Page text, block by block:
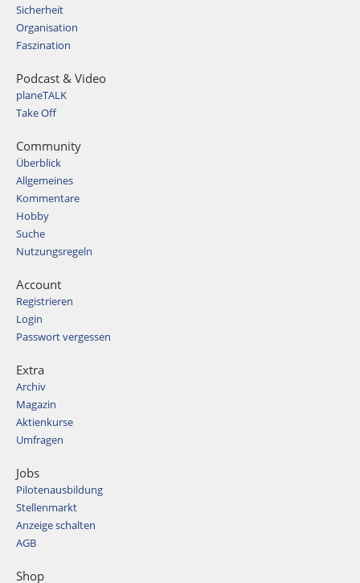
Sicherheit
Organisation
Faszination
Podcast & Video
planeTALK
Take Off
Community
Überblick
Allgemeines
Kommentare
Hobby
Suche
Nutzungsregeln
Account
Registrieren
Login
Passwort vergessen
Extra
Archiv
Magazin
Aktienkurse
Umfragen
Jobs
Pilotenausbildung
Stellenmarkt
Anzeige schalten
AGB
Shop